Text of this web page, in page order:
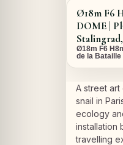
Ø18m F6
DOME |
Ø18m F6
de la Bataille
A street art
snail in
ecology
installation
travelling